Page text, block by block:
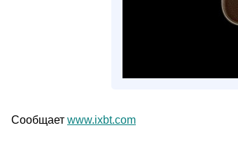
Сообщает www.ixbt.com